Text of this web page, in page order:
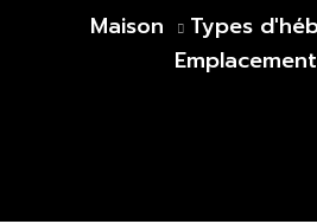
Maison
Types